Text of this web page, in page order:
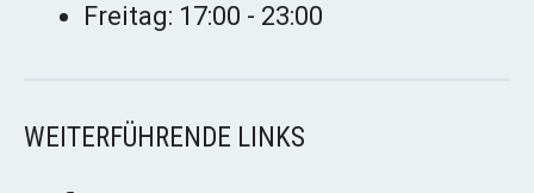
Freitag: 17:00 - 23:00
WEITERFÜHRENDE LINKS